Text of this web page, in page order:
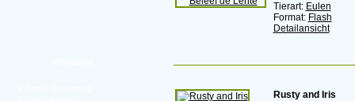
Tierart: Eulen
Format: Flash
Detailansicht
Rusty and Iris